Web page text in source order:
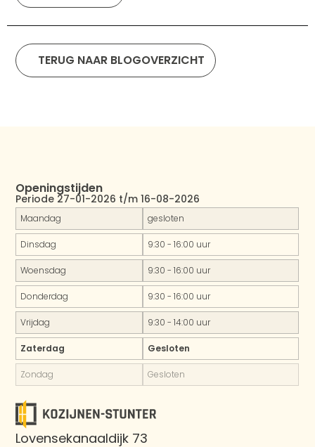
TERUG NAAR BLOGOVERZICHT
Lovensekanaaldijk 73
Openingstijden
Periode 27-01-2026 t/m 16-08-2026
Maandag gesloten
Dinsdag 9:30 - 16:00 uur
Woensdag 9:30 - 16:00 uur
Donderdag 9:30 - 16:00 uur
Vrijdag 9:30 - 14:00 uur
Zaterdag Gesloten
Zondag Gesloten